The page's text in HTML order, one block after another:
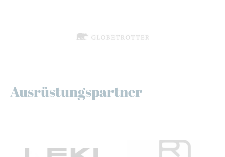
Ausrüstungspartner